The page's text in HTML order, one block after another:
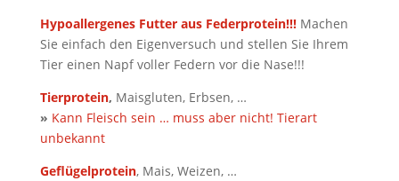
Hypoallergenes Futter aus Federprotein!!!Machen
Sie einfach den Eigenversuch und stellen Sie Ihrem
Tier einen Napf voller Federn vor die Nase!!!
Tierprotein, Maisgluten, Erbsen, …
» Kann Fleisch sein … muss aber nicht! Tierart
unbekannt
Geflügelprotein, Mais, Weizen, …